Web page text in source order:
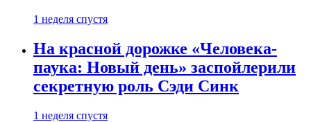
1 неделя спустя
На красной дорожке «Человека-
паука: Новый день» заспойлерили
секретную роль Сэди Синк
1 неделя спустя